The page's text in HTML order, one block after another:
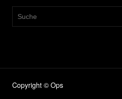
Copyright © Ops